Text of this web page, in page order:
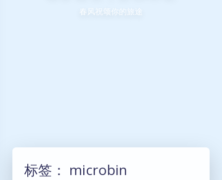
春风祝颂你的旅途
标签： microbin